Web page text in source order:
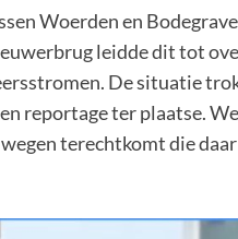
Woerden en
leidde dit tot
De situatie
reportage ter plaatse.
terechtkomt die